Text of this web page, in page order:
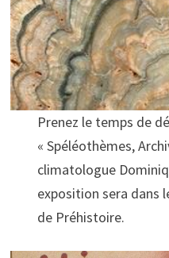
Prenez le temps de
« Spéléothèmes,
climatologue
exposition sera dans
de Préhistoire.